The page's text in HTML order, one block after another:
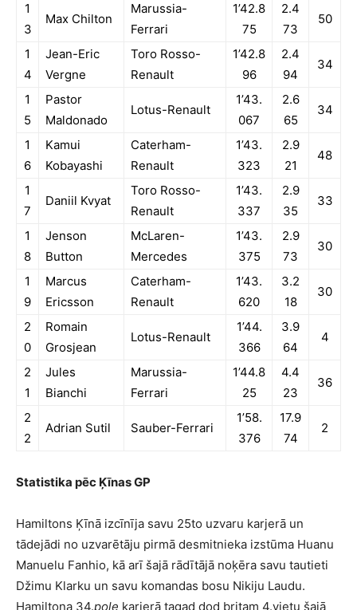
1
3
Max Chilton
Marussia-
Ferrari
1’42.8
75
2.4
73
50
1
4
Jean-Eric
Vergne
Toro Rosso-
Renault
1’42.8
96
2.4
94
34
1
5
Pastor
Maldonado
Lotus-Renault
1’43.
067
2.6
65
34
1
6
Kamui
Kobayashi
Caterham-
Renault
1’43.
323
2.9
21
48
1
7
Daniil Kvyat
Toro Rosso-
Renault
1’43.
337
2.9
35
33
1
8
Jenson
Button
McLaren-
Mercedes
1’43.
375
2.9
73
30
1
9
Marcus
Ericsson
Caterham-
Renault
1’43.
620
3.2
18
30
2
0
Romain
Grosjean
Lotus-Renault
1’44.
366
3.9
64
4
2
1
Jules
Bianchi
Marussia-
Ferrari
1’44.8
25
4.4
23
36
2
2
Adrian Sutil Sauber-Ferrari
1’58.
376
17.9
74
2
Statistika pēc Ķīnas GP
Hamiltons Ķīnā izcīnīja savu 25to uzvaru karjerā un
tādejādi no uzvarētāju pirmā desmitnieka izstūma Huanu
Manuelu Fanhio, kā arī šajā rādītājā noķēra savu tautieti
Džimu Klarku un savu komandas bosu Nikiju Laudu.
Hamiltona 34.pole karjerā tagad dod britam 4.vietu šajā